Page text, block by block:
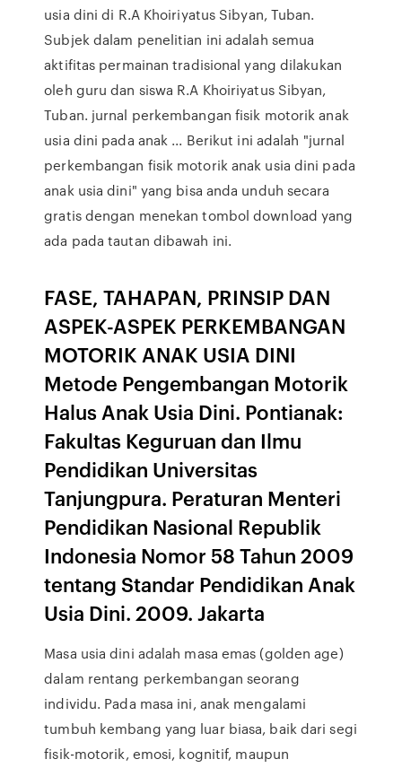
usia dini di R.A Khoiriyatus Sibyan, Tuban.
Subjek dalam penelitian ini adalah semua
aktifitas permainan tradisional yang dilakukan
oleh guru dan siswa R.A Khoiriyatus Sibyan,
Tuban. jurnal perkembangan fisik motorik anak
usia dini pada anak ... Berikut ini adalah "jurnal
perkembangan fisik motorik anak usia dini pada
anak usia dini" yang bisa anda unduh secara
gratis dengan menekan tombol download yang
ada pada tautan dibawah ini.
FASE, TAHAPAN, PRINSIP DAN
ASPEK-ASPEK PERKEMBANGAN
MOTORIK ANAK USIA DINI
Metode Pengembangan Motorik
Halus Anak Usia Dini. Pontianak:
Fakultas Keguruan dan Ilmu
Pendidikan Universitas
Tanjungpura. Peraturan Menteri
Pendidikan Nasional Republik
Indonesia Nomor 58 Tahun 2009
tentang Standar Pendidikan Anak
Usia Dini. 2009. Jakarta
Masa usia dini adalah masa emas (golden age)
dalam rentang perkembangan seorang
individu. Pada masa ini, anak mengalami
tumbuh kembang yang luar biasa, baik dari segi
fisik-motorik, emosi, kognitif, maupun